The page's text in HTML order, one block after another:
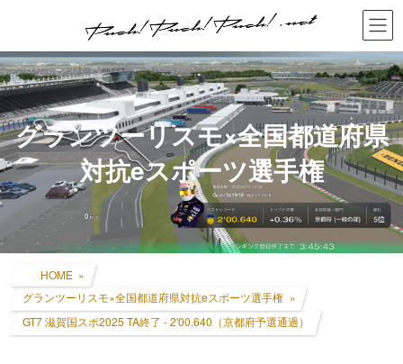
ン
ツ
へ
ス
キ
ッ
プ
ー
シ
ョ
ン
に
移
動
グランツーリスモ×全国都道府県
対抗eスポーツ選手権
HOME
グランツーリスモ×全国都道府県対抗eスポーツ選手権
GT7 滋賀国スポ2025 TA終了 - 2'00.640（京都府予選通過）